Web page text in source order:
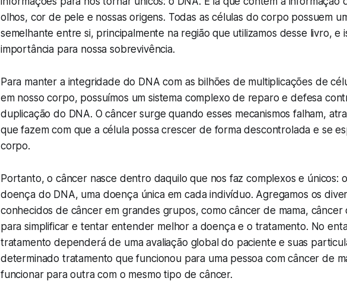
olhos, cor de pele e nossas origens. Todas as células do corpo possuem
semelhante entre si, principalmente na região que utilizamos desse livro, e
importância para nossa sobrevivência.
Para manter a integridade do DNA com as bilhões de multiplicações de
em nosso corpo, possuímos um sistema complexo de reparo e defesa
duplicação do DNA. O câncer surge quando esses mecanismos falham,
que fazem com que a célula possa crescer de forma descontrolada e se
corpo.
Portanto, o câncer nasce dentro daquilo que nos faz complexos e únicos:
doença do DNA, uma doença única em cada indivíduo. Agregamos os
conhecidos de câncer em grandes grupos, como câncer de mama, câncer
para simplificar e tentar entender melhor a doença e o tratamento. No
tratamento dependerá de uma avaliação global do paciente e suas
determinado tratamento que funcionou para uma pessoa com câncer de
funcionar para outra com o mesmo tipo de câncer.